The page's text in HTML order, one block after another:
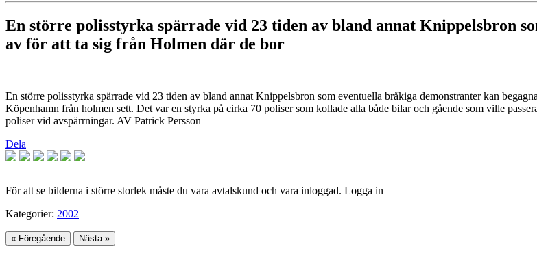
En större polisstyrka spärrade vid 23 tiden av bland annat Knippelsbron
av för att ta sig från Holmen där de bor
En större polisstyrka spärrade vid 23 tiden av bland annat Knippelsbron som eventuella bråkiga demonstranter kan
Köpenhamn från holmen sett. Det var en styrka på cirka 70 poliser som kollade alla både bilar och gående som ville
poliser vid avspärrningar. AV Patrick Persson
Dela
För att se bilderna i större storlek måste du vara avtalskund och vara inloggad. Logga in
Kategorier: 2002
« Föregående Nästa »